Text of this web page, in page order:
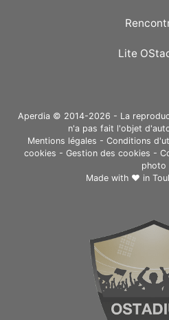
Lite
Aperdia © 2014-2026 - La
n'a pas fait l'objet
Mentions légales - Conditions
cookies - Gestion des cookies -
photo
Made with ❤ in